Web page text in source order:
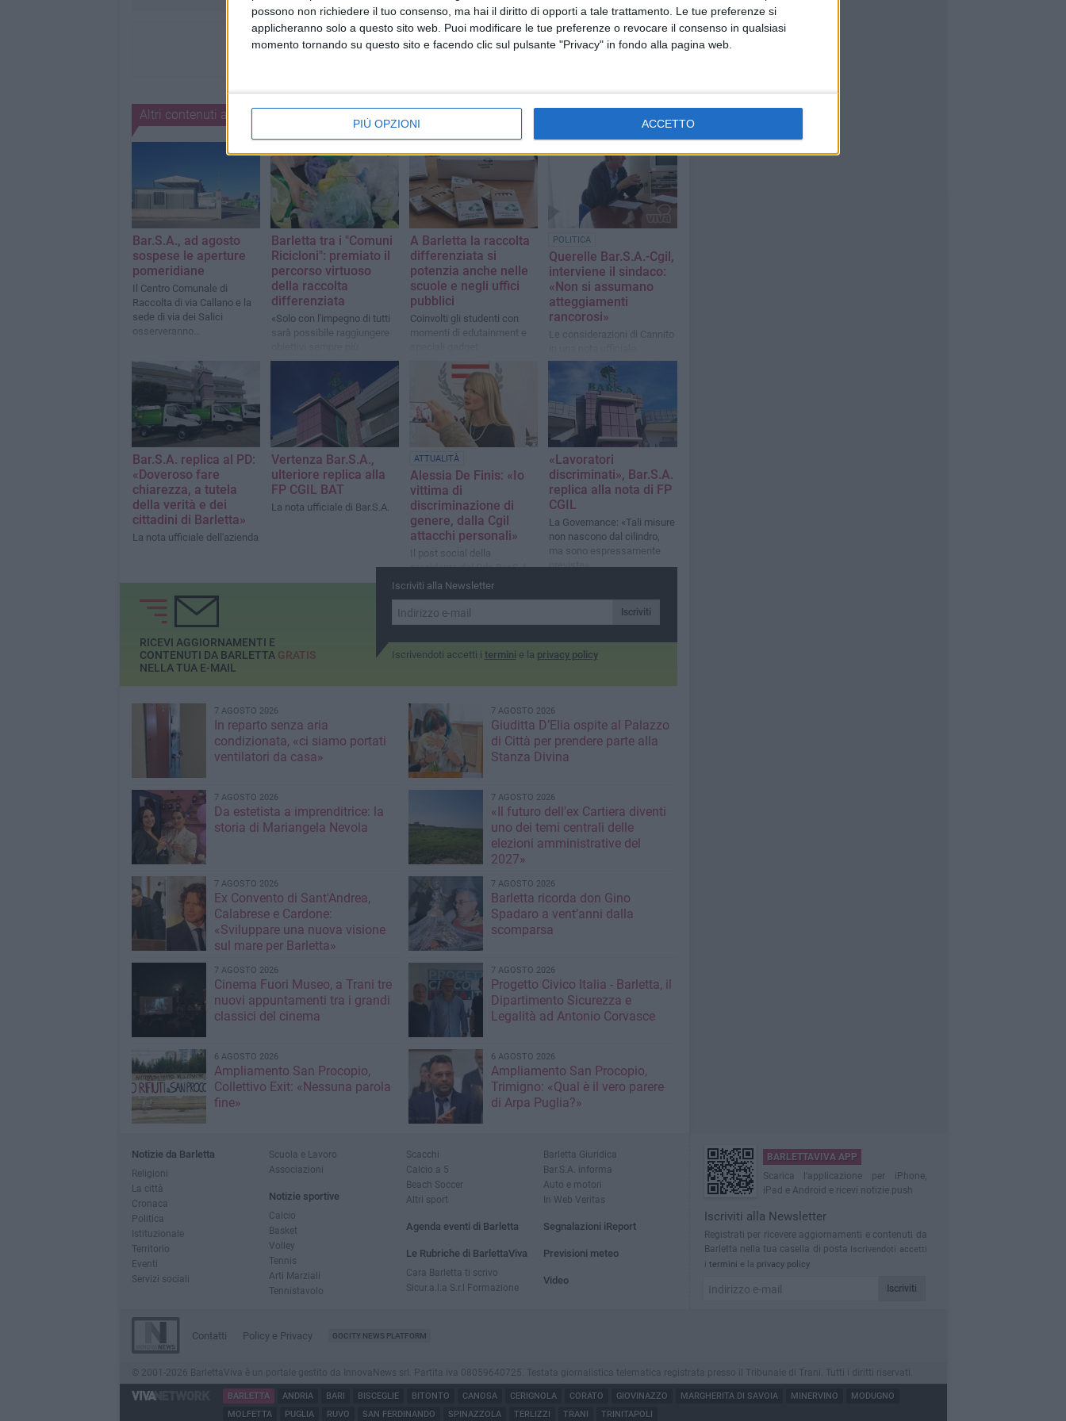
possono non richiedere il tuo consenso, ma hai il diritto di opporti a tale trattamento. Le tue preferenze si
applicheranno solo a questo sito web. Puoi modificare le tue preferenze o revocare il consenso in qualsiasi
momento tornando su questo sito e facendo clic sul pulsante "Privacy" in fondo alla pagina web.
PIÙ OPZIONI ACCETTO
Altri contenuti a tema
Bar.S.A., ad agosto
sospese le aperture
pomeridiane
Il Centro Comunale di
Raccolta di via Callano e la
sede di via dei Salici
osserveranno
apertura mattutino dal primo
agosto
Barletta tra i "Comuni
Ricicloni": premiato il
percorso virtuoso
della raccolta
differenziata
«Solo con l'impegno di tutti
sarà possibile raggiungere
gratificanti»
A Barletta la raccolta
differenziata si
potenzia anche nelle
scuole e negli uffici
pubblici
Coinvolti gli studenti con
momenti di edutainment e
ecosostenibili
POLITICA
Querelle Bar.S.A.-Cgil,
interviene il sindaco:
«Non si assumano
atteggiamenti
rancorosi»
Le considerazioni di Cannito
«Confermo all'avvocatessa
Alessia De Finis la mia
Bar.S.A. replica al PD:
«Doveroso fare
chiarezza, a tutela
della verità e dei
cittadini di Barletta»
La nota ufficiale dell'azienda
Vertenza Bar.S.A.,
ulteriore replica alla
FP CGIL BAT
La nota ufficiale di Bar.S.A.
ATTUALITÀ
Alessia De Finis: «Io
vittima di
discriminazione di
genere, dalla Cgil
attacchi personali»
Il post social della
presidente del Cda Bar.S.A.
«Lavoratori
discriminati», Bar.S.A.
replica alla nota di FP
CGIL
La Governance: «Tali misure
non nascono dal cilindro,
ma sono espressamente
previste»
Iscriviti alla Newsletter
Iscriviti
Iscrivendoti accetti i termini e la privacy policy
RICEVI AGGIORNAMENTI E
CONTENUTI DA BARLETTA GRATIS
NELLA TUA E-MAIL
7 AGOSTO 2026
In reparto senza aria
condizionata, «ci siamo portati
ventilatori da casa»
7 AGOSTO 2026
Giuditta D’Elia ospite al Palazzo
di Città per prendere parte alla
Stanza Divina
7 AGOSTO 2026
Da estetista a imprenditrice: la
storia di Mariangela Nevola
7 AGOSTO 2026
«Il futuro dell'ex Cartiera diventi
uno dei temi centrali delle
elezioni amministrative del
2027»
7 AGOSTO 2026
Ex Convento di Sant'Andrea,
Calabrese e Cardone:
«Sviluppare una nuova visione
sul mare per Barletta»
7 AGOSTO 2026
Barletta ricorda don Gino
Spadaro a vent’anni dalla
scomparsa
7 AGOSTO 2026
Cinema Fuori Museo, a Trani tre
nuovi appuntamenti tra i grandi
classici del cinema
7 AGOSTO 2026
Progetto Civico Italia - Barletta, il
Dipartimento Sicurezza e
Legalità ad Antonio Corvasce
6 AGOSTO 2026
Ampliamento San Procopio,
Collettivo Exit: «Nessuna parola
fine»
6 AGOSTO 2026
Ampliamento San Procopio,
Trimigno: «Qual è il vero parere
di Arpa Puglia?»
Notizie da Barletta
Religioni
La città
Cronaca
Politica
Istituzionale
Territorio
Eventi
Servizi sociali
Scuola e Lavoro
Associazioni
Notizie sportive
Calcio
Basket
Volley
Tennis
Arti Marziali
Tennistavolo
Scacchi
Calcio a 5
Beach Soccer
Altri sport
Agenda eventi di Barletta
Le Rubriche di BarlettaViva
Cara Barletta ti scrivo
Sicur.a.l.a S.r.l Formazione
Barletta Giuridica
Bar.S.A. informa
Auto e motori
In Web Veritas
Segnalazioni iReport
Previsioni meteo
Video
BARLETTAVIVA APP
Scarica l'applicazione per iPhone,
iPad e Android e ricevi notizie push
Iscriviti alla Newsletter
Registrati per ricevere aggiornamenti e contenuti da
Barletta nella tua casella di posta
Iscrivendoti accetti
i termini e la privacy policy
Iscriviti
Contatti Policy e Privacy GOCITY NEWS PLATFORM
© 2001-2026 BarlettaViva è un portale gestito da InnovaNews srl. Partita iva 08059640725. Testata giornalistica telematica registrata presso il Tribunale di Trani. Tutti i diritti riservati.
BARLETTA ANDRIA BARI BISCEGLIE BITONTO CANOSA CERIGNOLA CORATO GIOVINAZZO MARGHERITA DI SAVOIA MINERVINO
MODUGNO
MOLFETTA
PUGLIA RUVO SAN FERDINANDO SPINAZZOLA TERLIZZI TRANI TRINITAPOLI